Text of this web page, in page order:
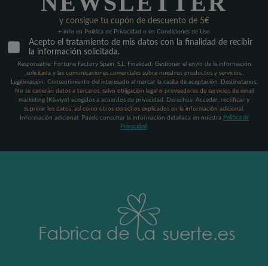
y consigue tu cupón de descuento de 5€
+ info en Política de Privacidad o en Condiciones de Uso
Acepto el tratamiento de mis datos con la finalidad de recibir
la información solicitada.
Responsable: Fortune Factory Spain, S.L. Finalidad: Gestionar el envío de la información
solicitada y las comunicaciones comerciales sobre nuestros productos y servicios.
Legitimación: Consentimiento del interesado al marcar la casilla de aceptación. Destinatarios:
No se cederán datos a terceros, salvo obligación legal o proveedores de servicios de email
marketing (Klaviyo) acogidos a acuerdos de privacidad. Derechos: Acceder, rectificar y
suprimir los datos, así como otros derechos explicados en la información adicional.
Información adicional: Puede consultar la información detallada en nuestra Política de
Privacidad